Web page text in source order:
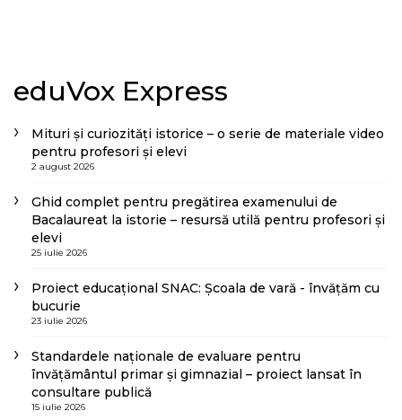
eduVox Express
Mituri și curiozități istorice – o serie de materiale video
pentru profesori și elevi
2 august 2026
Ghid complet pentru pregătirea examenului de
Bacalaureat la istorie – resursă utilă pentru profesori și
elevi
25 iulie 2026
Proiect educațional SNAC: Școala de vară - învățăm cu
bucurie
23 iulie 2026
Standardele naționale de evaluare pentru
învățământul primar și gimnazial – proiect lansat în
consultare publică
15 iulie 2026